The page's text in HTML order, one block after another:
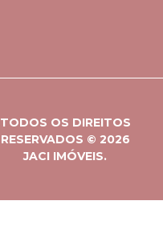
TODOS OS DIREITOS
RESERVADOS © 2026
JACI IMÓVEIS.